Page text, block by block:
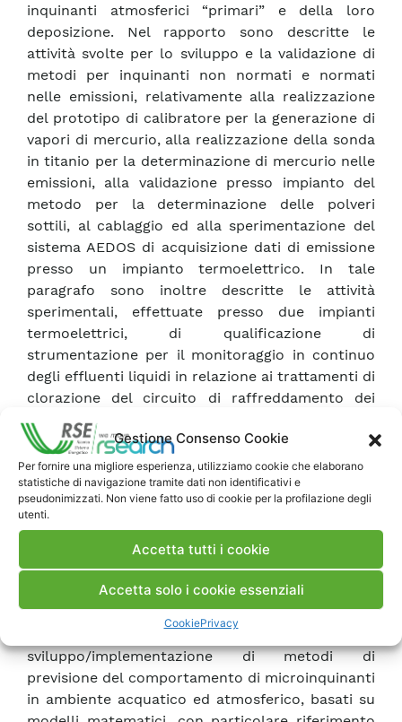
Gestione Consenso Cookie
Per fornire una migliore esperienza, utilizziamo cookie che elaborano
statistiche di navigazione tramite dati non identificativi e
pseudonimizzati. Non viene fatto uso di cookie per la profilazione degli
utenti.
Accetta tutti i cookie
Accetta solo i cookie essenziali
CookiePrivacy
inquinanti atmosferici “primari” e della loro
deposizione. Nel rapporto sono descritte le
attività svolte per lo sviluppo e la validazione di
metodi per inquinanti non normati e normati
nelle emissioni, relativamente alla realizzazione
del prototipo di calibratore per la generazione di
vapori di mercurio, alla realizzazione della sonda
in titanio per la determinazione di mercurio nelle
emissioni, alla validazione presso impianto del
metodo per la determinazione delle polveri
sottili, al cablaggio ed alla sperimentazione del
sistema AEDOS di acquisizione dati di emissione
presso un impianto termoelettrico. In tale
paragrafo sono inoltre descritte le attività
sperimentali, effettuate presso due impianti
termoelettrici, di qualificazione di
strumentazione per il monitoraggio in continuo
degli effluenti liquidi in relazione ai trattamenti di
clorazione del circuito di raffreddamento dei
condensatori. Sono inoltre descritte le attività
sperimentali per l’acquisizione di dati specifici di
mercurio nelle deposizioni “umide”, la definizione
di metodi di valutazione delle concentrazioni di
esposizione e dell’effetto biologico dei metalli
pesanti nel suolo, le metodologie di valutazione
della sensibilità al mercurio di ecosistemi fluviali
e marino-costieri e la definizione di “linee guida”
per la valutazione dell’impatto delle emissioni di
mercurio dalle centrali termoelettriche. Infine
sono descritte le attività svolte per lo
sviluppo/implementazione di metodi di
previsione del comportamento di microinquinanti
in ambiente acquatico ed atmosferico, basati su